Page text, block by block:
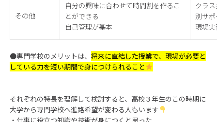
その他
自分の興味に合わせて時間割を作るこ
とができる
自己管理が基本
クラ
別サ
現場
●専門学校のメリットは、 将来に直結した授業で、現場が必要と
している力を短い期間で身につけられること
それぞれの特長を理解して検討すると、高校３年生のこの時期に
大学から専門学校へ進路希望が変わる人もいます
・仕事に役立つ知識や技術が身につくと思った